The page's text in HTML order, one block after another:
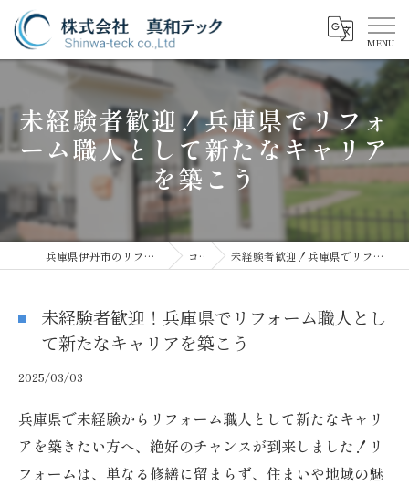
未経験者歓迎！兵庫県でリフォ
ーム職人として新たなキャリア
を築こう
兵庫県伊丹市のリフォームなら株式会社真和テック コラム 未経験者歓迎！兵庫県でリフォーム職人として新たなキャリアを築こう
未経験者歓迎！兵庫県でリフォーム職人とし
て新たなキャリアを築こう
2025/03/03
兵庫県で未経験からリフォーム職人として新たなキャリ
アを築きたい方へ、絶好のチャンスが到来しました！リ
フォームは、単なる修繕に留まらず、住まいや地域の魅